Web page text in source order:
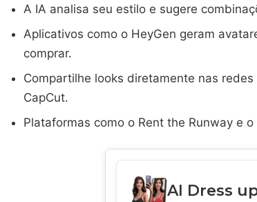
A IA analisa seu estilo e sugere
Aplicativos como o HeyGen geram
comprar.
Compartilhe looks diretamente nas
CapCut.
Plataformas como o Rent the Runway e
AI Dress